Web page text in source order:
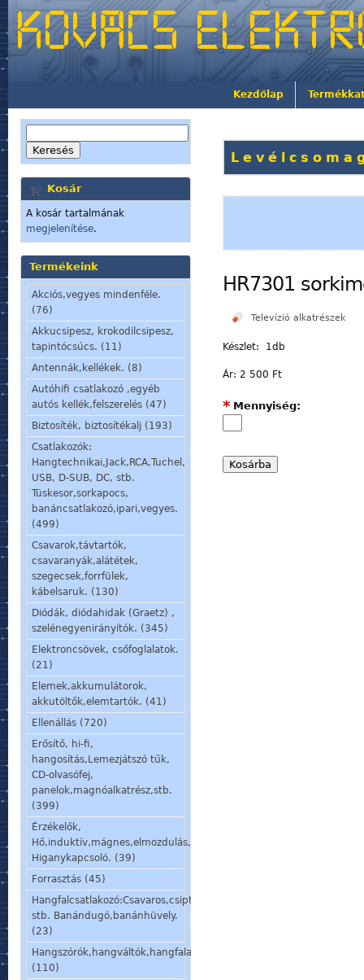
Kezdőlap
Kosár
A kosár tartalmának
megjelenítése.
Termékeink
Akciós,vegyes mindenféle.
(76)
Akkucsipesz, krokodilcsipesz,
tapintócsúcs. (11)
Antennák,kellékek. (8)
Autóhifi csatlakozó ,egyéb
autós kellék,felszerelés (47)
Biztosíték, biztosítékalj (193)
Csatlakozók:
Hangtechnikai,Jack,RCA,Tuchel,
USB, D-SUB, DC, stb.
Tüskesor,sorkapocs,
banáncsatlakozó,ipari,vegyes.
(499)
Csavarok,távtartók,
csavaranyák,alátétek,
szegecsek,forrfülek,
kábelsaruk. (130)
Diódák, diódahidak (Graetz) ,
szelénegyenirányítók. (345)
Elektroncsövek, csőfoglalatok.
(21)
Elemek,akkumulátorok,
akkutöltők,elemtartók. (41)
Ellenállás (720)
Erősítő, hi-fi,
hangosítás,Lemezjátszó tűk,
CD-olvasófej,
panelok,magnóalkatrész,stb.
(399)
Érzékelők,
Hő,induktív,mágnes,elmozdulás,stb.
Higanykapcsoló. (39)
Forrasztás (45)
Hangfalcsatlakozó:Csavaros,csiptetős,speakon,din,
stb. Banándugó,banánhüvely.
(23)
Hangszórók,hangváltók,hangfalalkatrészek,mikrofon,fülhallgató.
(110)
HR7301
Televízió alkatrészek
Készlet: 1db
Ár: 2 500 Ft
Mennyiség:
*